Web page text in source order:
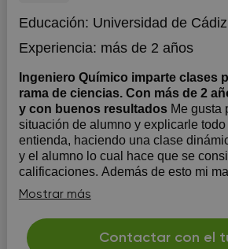
Educación: Universidad de Cádiz
Experiencia: más de 2 años
Ingeniero Químico imparte clases
rama de ciencias. Con más de 2
y con buenos resultados Me gusta
situación de alumno y explicarle
entienda, haciendo una clase
y el alumno lo cual hace que se
calificaciones. Además de esto mi
paciencia adaptandome a cada
consciente de que n...
Mostrar más
Contactar con el